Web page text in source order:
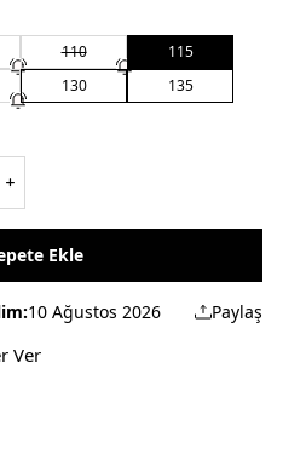
110
115
130
135
Ekle
10 Ağustos 2026 Paylaş
Ver